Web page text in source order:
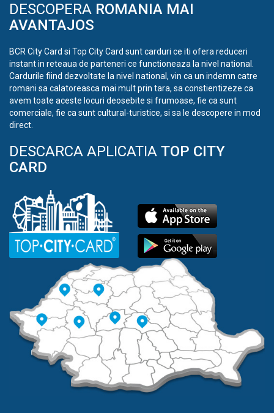
DESCOPERA ROMANIA MAI
AVANTAJOS
BCR City Card si Top City Card sunt carduri ce iti ofera reduceri
instant in reteaua de parteneri ce functioneaza la nivel national.
Cardurile fiind dezvoltate la nivel national, vin ca un indemn catre
romani sa calatoreasca mai mult prin tara, sa constientizeze ca
avem toate aceste locuri deosebite si frumoase, fie ca sunt
comerciale, fie ca sunt cultural-turistice, si sa le descopere in mod
direct.
DESCARCA APLICATIA TOP CITY
CARD